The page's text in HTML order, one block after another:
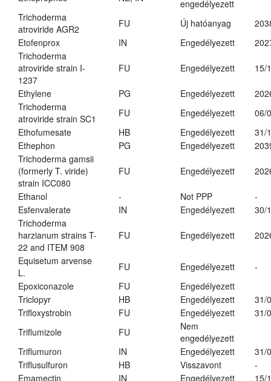
engedélyezett
Trichoderma
atroviride AGR2
FU Új hatóanyag
Etofenprox
IN Engedélyezett
Trichoderma
atroviride strain I-
1237
FU Engedélyezett 15/
Ethylene PG Engedélyezett
Trichoderma
atroviride strain SC1
FU Engedélyezett
06/
Ethofumesate
HB Engedélyezett
31/
Ethephon
PG Engedélyezett
Trichoderma gamsii
(formerly T. viride)
strain ICC080
FU Engedélyezett
Ethanol - Not PPP
-
Esfenvalerate
IN Engedélyezett
30/
Trichoderma
harzianum strains T-
22 and ITEM 908
FU Engedélyezett
Equisetum arvense
L.
FU Engedélyezett
-
Epoxiconazole
FU
Engedélyezett
Triclopyr
HB Engedélyezett
31/
Trifloxystrobin
FU Engedélyezett
31/
Triflumizole
FU
Nem
engedélyezett
Triflumuron
IN Engedélyezett
31/
Triflusulfuron
HB Visszavont
-
Emamectin
IN Engedélyezett
15/